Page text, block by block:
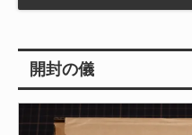
開封の儀